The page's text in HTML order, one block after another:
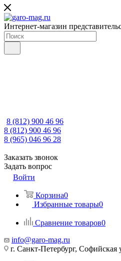
Интернет-магазин
8 (812) 900 46 96
8 (812) 900 46 96
8 (965) 046 96 28
Заказать звонок
Задать вопрос
Войти
Корзина0
Избранные товары0
Сравнение товаров0
info@garo-mag.ru
г. Санкт-Петербург, Софийская